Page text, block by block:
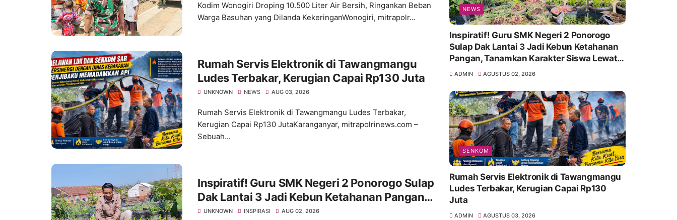
Kodim Wonogiri Droping 10.500 Liter Air Bersih, Ringankan Beban
Warga Basuhan yang Dilanda KekeringanWonogiri, mitrapolr...
Rumah Servis Elektronik di Tawangmangu
Ludes Terbakar, Kerugian Capai Rp130 Juta
UNKNOWN NEWS AUG 03, 2026
Rumah Servis Elektronik di Tawangmangu Ludes Terbakar,
Kerugian Capai Rp130 JutaKaranganyar, mitrapolrinews.com –
Sebuah...
Inspiratif! Guru SMK Negeri 2 Ponorogo Sulap
Dak Lantai 3 Jadi Kebun Ketahanan Pangan,
Tanamkan Karakter Siswa Lewat Aksi Nyata
UNKNOWN INSPIRASI AUG 02, 2026
NEWS
Inspiratif! Guru SMK Negeri 2 Ponorogo
Sulap Dak Lantai 3 Jadi Kebun Ketahanan
Pangan, Tanamkan Karakter Siswa Lewat
Aksi Nyata
ADMIN AGUSTUS 02, 2026
SENKOM
Rumah Servis Elektronik di Tawangmangu
Ludes Terbakar, Kerugian Capai Rp130
Juta
ADMIN AGUSTUS 03, 2026